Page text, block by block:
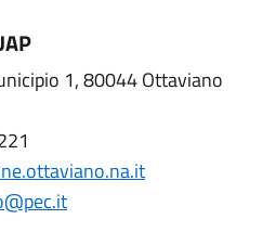
1, 80044 Ottaviano